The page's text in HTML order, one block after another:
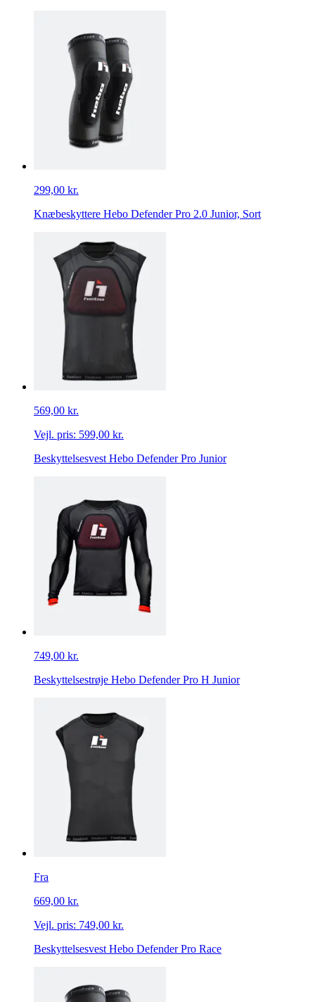
299,00 kr.
Knæbeskyttere Hebo Defender Pro 2.0 Junior, Sort
569,00 kr.
Vejl. pris: 599,00 kr.
Beskyttelsesvest Hebo Defender Pro Junior
749,00 kr.
Beskyttelsestrøje Hebo Defender Pro H Junior
Fra
669,00 kr.
Vejl. pris: 749,00 kr.
Beskyttelsesvest Hebo Defender Pro Race